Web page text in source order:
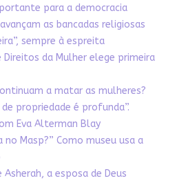
para a democracia
as bancadas religiosas
sempre à espreita
Direitos da Mulher elege primeira
a matar as mulheres?
de propriedade é profunda”.
Eva Alterman Blay
Masp?” Como museu usa a
Asherah, a esposa de Deus